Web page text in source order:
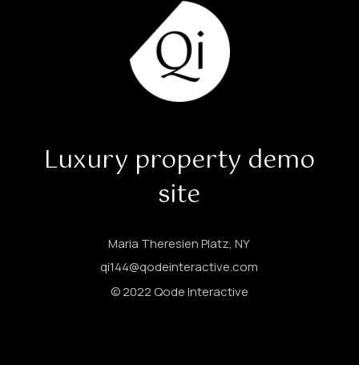
Luxury property demo
site
Maria Theresien Platz, NY
qi144@qodeinteractive.com
© 2022Qode Interactive